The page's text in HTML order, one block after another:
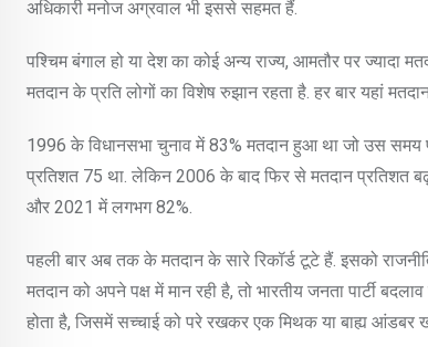
अधिकारी मनोज अग्रवाल भी इससे सहमत हैं.
पश्चिम बंगाल हो या देश का कोई अन्य राज्य, आमतौर पर ज्यादा
मतदान के प्रति लोगों का विशेष रुझान रहता है. हर बार यहां
1996 के विधानसभा चुनाव में 83% मतदान हुआ था जो उस समय
प्रतिशत 75 था. लेकिन 2006 के बाद फिर से मतदान प्रतिशत
और 2021 में लगभग 82%.
पहली बार अब तक के मतदान के सारे रिकॉर्ड टूटे हैं. इसको
मतदान को अपने पक्ष में मान रही है, तो भारतीय जनता पार्टी
होता है, जिसमें सच्चाई को परे रखकर एक मिथक या बाह्य आंडबर